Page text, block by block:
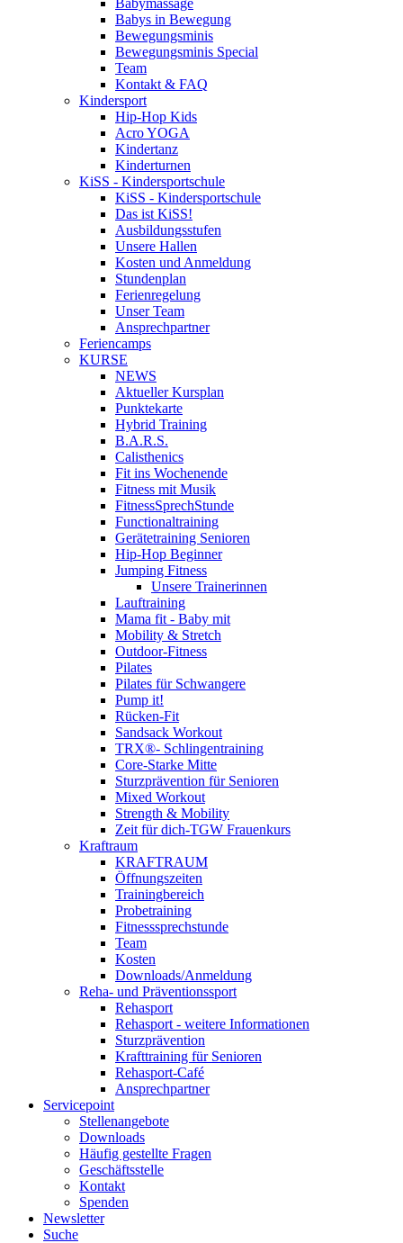
Babymassage
Babys in Bewegung
Bewegungsminis
Bewegungsminis Special
Team
Kontakt & FAQ
Kindersport
Hip-Hop Kids
Acro YOGA
Kindertanz
Kinderturnen
KiSS - Kindersportschule
KiSS - Kindersportschule
Das ist KiSS!
Ausbildungsstufen
Unsere Hallen
Kosten und Anmeldung
Stundenplan
Ferienregelung
Unser Team
Ansprechpartner
Feriencamps
KURSE
NEWS
Aktueller Kursplan
Punktekarte
Hybrid Training
B.A.R.S.
Calisthenics
Fit ins Wochenende
Fitness mit Musik
FitnessSprechStunde
Functionaltraining
Gerätetraining Senioren
Hip-Hop Beginner
Jumping Fitness
Unsere Trainerinnen
Lauftraining
Mama fit - Baby mit
Mobility & Stretch
Outdoor-Fitness
Pilates
Pilates für Schwangere
Pump it!
Rücken-Fit
Sandsack Workout
TRX®- Schlingentraining
Core-Starke Mitte
Sturzprävention für Senioren
Mixed Workout
Strength & Mobility
Zeit für dich-TGW Frauenkurs
Kraftraum
KRAFTRAUM
Öffnungszeiten
Trainingbereich
Probetraining
Fitnesssprechstunde
Team
Kosten
Downloads/Anmeldung
Reha- und Präventionssport
Rehasport
Rehasport - weitere Informationen
Sturzprävention
Krafttraining für Senioren
Rehasport-Café
Ansprechpartner
Servicepoint
Stellenangebote
Downloads
Häufig gestellte Fragen
Geschäftsstelle
Kontakt
Spenden
Newsletter
Suche